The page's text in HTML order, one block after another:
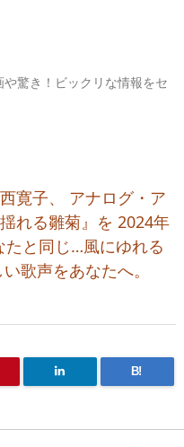
驚き！ビックリな情報をセ
寛子、 アナログ・ア
れる雛菊』を 2024年
たと同じ…風にゆれる
歌声をあなたへ。
B!